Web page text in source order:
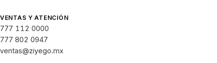
VENTAS Y ATENCIÓN
777 112 0000
777 802 0947
ventas@ziyego.mx